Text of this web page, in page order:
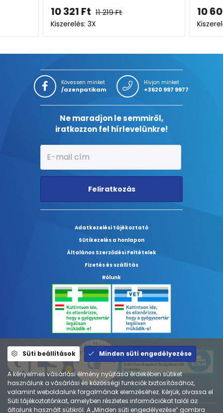
10 321Ft 11 219Ft
Kiszerelés: 3X
10
Kövessen minket
/azenpatikam
Hívjon minket
+3620 997 9977
Ne maradjon le semmiről,
iratkozzon fel hírlevelünkre!
Feliratkozás
Adatkezelési tájékoztató
Sütikezelés a honlapon
Általános Szerződési Feltételek
Fizetés és szállítás
Rólunk
Süti beállítások Minden süti engedélyezése
A kényelmes vásárlási élmény nyújtása érdekében sütiket
használunk a vásárlási és közösségi funkciók biztosításához,
valamint weboldalunk forgalmának elemzéséhez. Kérjük, olvassa el
Süti tájékoztatónkat, amelyben részletes információkat talál az
általunk használt sütikről. A „Minden süti engedélyezése” gombra